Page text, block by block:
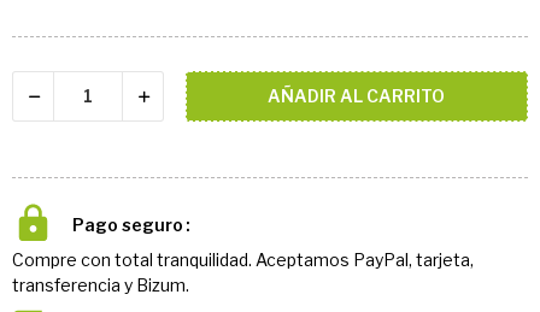
AÑADIR AL CARRITO
Pago seguro
Compre con total tranquilidad. Aceptamos PayPal, tarjeta,
transferencia y Bizum.